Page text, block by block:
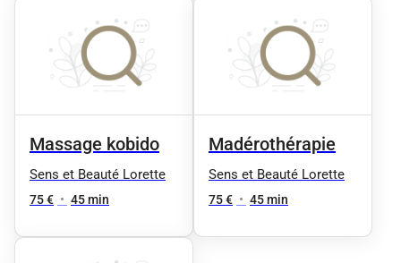
Massage kobido
Sens et Beauté Lorette
75 € • 45 min
Madérothérapie
Sens et Beauté Lorette
75 € • 45 min